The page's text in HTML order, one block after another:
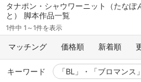
タナポン・シャウワーニット（たなぽ
と） 脚本作品一覧
1件中 1～1件を表示
マッチング 価格順 新着順
キーワード 「BL」・「ブロマン